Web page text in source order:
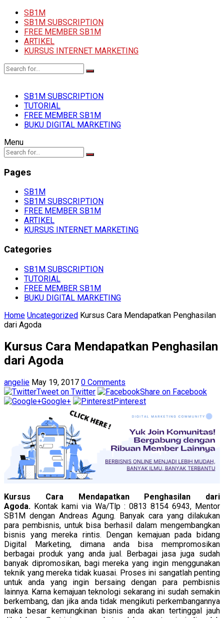
SB1M
SB1M SUBSCRIPTION
FREE MEMBER SB1M
ARTIKEL
KURSUS INTERNET MARKETING
SB1M SUBSCRIPTION
TUTORIAL
FREE MEMBER SB1M
BUKU DIGITAL MARKETING
Menu
Pages
SB1M
SB1M SUBSCRIPTION
FREE MEMBER SB1M
ARTIKEL
KURSUS INTERNET MARKETING
Categories
SB1M SUBSCRIPTION
TUTORIAL
FREE MEMBER SB1M
BUKU DIGITAL MARKETING
Home Uncategorized Kursus Cara Mendapatkan Penghasilan
dari Agoda
Kursus Cara Mendapatkan Penghasilan
dari Agoda
angelie May 19, 2017 0 Comments
Tweet on Twitter
Share on Facebook
Google+
Pinterest
Kursus Cara Mendapatkan Penghasilan dari
Agoda. Kontak kami via Wa/Tlp : 0813 8154 6943, Mentor
SB1M dengan Andreas Agung. Banyak cara yang dilakukan
para pembisnis, untuk bisa berhasil dalam mengembangkan
bisnis yang mereka rintis. Dengan kemajuan pada bidang
Digital Marketing, dimana anda bisa mempromosikan
berbagai produk yang anda jual. Berbagai jasa juga sudah
banyak dipromosikan, bagi mereka yang ingin menggunakan
teknik yang mereka tidak kuasai. Proses ini sangatlah penting
untuk anda yang ingin bersaing dengan para pembisnis
lainnya. Karna kemajuan teknologi sekarang ini sudah semakin
berkembang, dan jika anda tidak mengikuti perkembangannya
maka besar kemungkinan bisnis anda akan tertinggal jauh